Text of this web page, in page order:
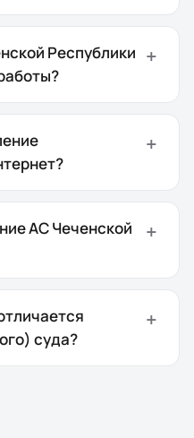
Республики
АС Чеченской
суда?